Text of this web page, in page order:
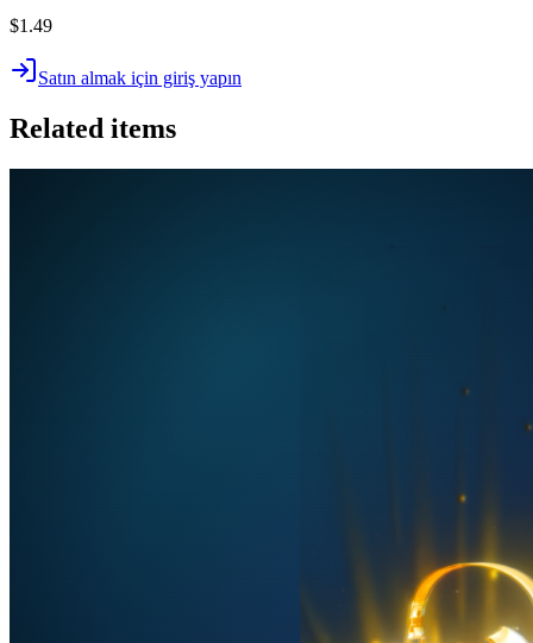
$1.49
Satın almak için giriş yapın
Related items